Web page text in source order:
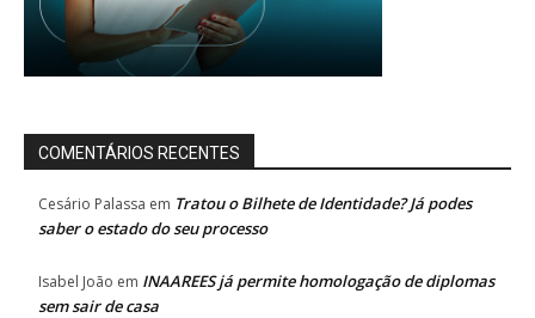
COMENTÁRIOS RECENTES
Cesário Palassa em Tratou o Bilhete de Identidade? Já podes
saber o estado do seu processo
Isabel João em INAAREES já permite homologação de diplomas
sem sair de casa